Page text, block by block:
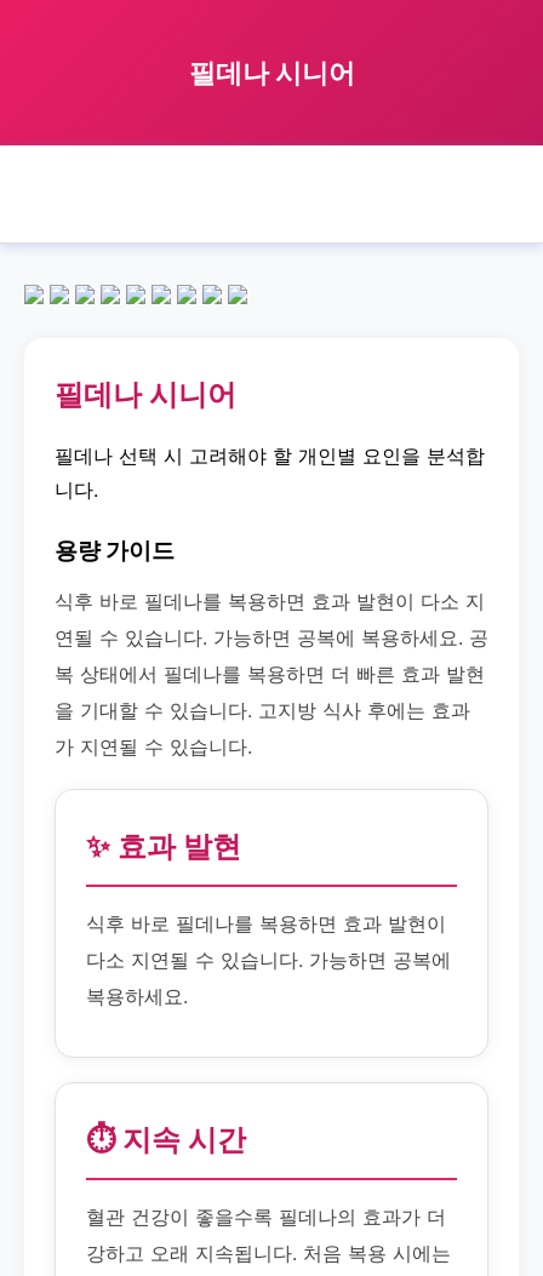
필데나 시니어
필데나 시니어
필데나 선택 시 고려해야 할 개인별 요인을 분석합
니다.
용량 가이드
식후 바로 필데나를 복용하면 효과 발현이 다소 지
연될 수 있습니다. 가능하면 공복에 복용하세요. 공
복 상태에서 필데나를 복용하면 더 빠른 효과 발현
을 기대할 수 있습니다. 고지방 식사 후에는 효과
가 지연될 수 있습니다.
✨ 효과 발현
식후 바로 필데나를 복용하면 효과 발현이
다소 지연될 수 있습니다. 가능하면 공복에
복용하세요.
⏱️ 지속 시간
혈관 건강이 좋을수록 필데나의 효과가 더
강하고 오래 지속됩니다. 처음 복용 시에는